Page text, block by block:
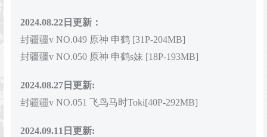
2024.08.22日更新：
封疆疆v NO.049 原神 申鹤 [31P-204MB]
封疆疆v NO.050 原神 申鹤s妹 [18P-193MB]
2024.08.27日更新:
封疆疆v NO.051 飞鸟马时Toki[40P-292MB]
2024.09.11日更新: